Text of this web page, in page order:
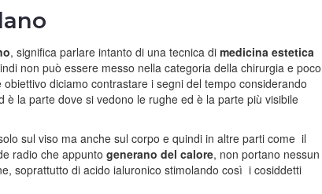
, significa parlare intanto di una tecnica di medicina estetica
non può essere messo nella categoria della chirurgia e poco
diciamo contrastare i segni del tempo considerando
la parte dove si vedono le rughe ed è la parte più visibile
sul viso ma anche sul corpo e quindi in altre parti come il
radio che appunto generano del calore, non portano nessun
soprattutto di acido ialuronico stimolando così i cosiddetti